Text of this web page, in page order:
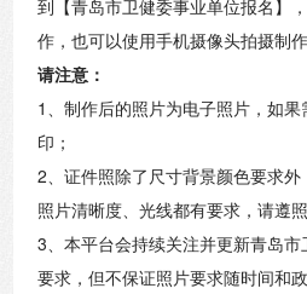
到【青岛市卫健委事业单位报名】
作，也可以使用手机摄像头拍摄制作
请注意：
1、制作后的照片为电子照片，如
印；
2、证件照除了尺寸背景颜色要求外
照片清晰度、光线都有要求，请遵
3、本平台会持续关注并更新青岛
要求，但不保证照片要求随时间和